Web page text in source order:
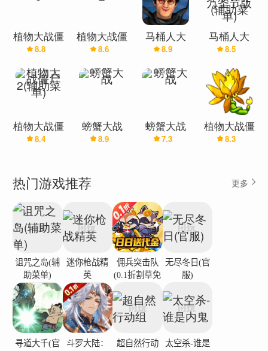
植物大战僵
尸3
8.8
植物大战僵
尸2
8.6
马桶人大
战:开放世
界(辅助菜
单)
8.9
马桶人大
战:开放世
界万圣节版
(辅助菜单)
8.5
植物大战僵
尸2(辅助菜
8.4
螃蟹大战
8.9
螃蟹大战
7.3
植物大战僵
尸融合版
8.3
热门游戏推荐 更多
诅咒之岛(辅
助菜单)
迷你枪战精
英
佣兵突击队
(0.1折割草免
无尽冬日(官
服)
寻道大千(官
斗罗大陆：
超自然行动
太空杀-谁是